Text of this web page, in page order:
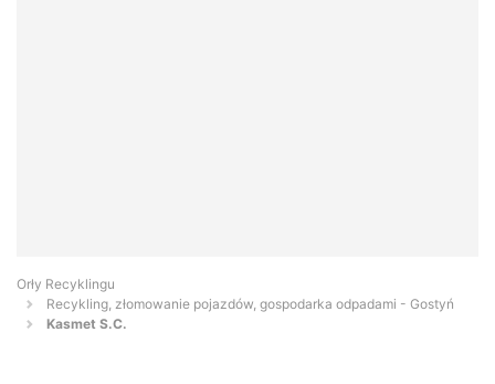
Orły Recyklingu
Recykling, złomowanie pojazdów, gospodarka odpadami - Gostyń
Kasmet S.C.